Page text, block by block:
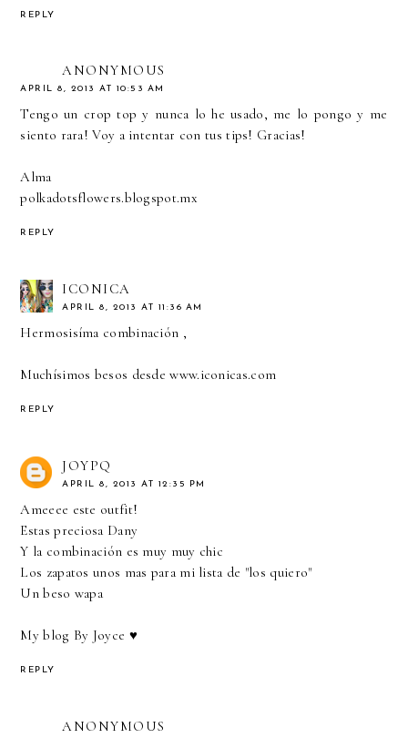
REPLY
ANONYMOUS
APRIL 8, 2013 AT 10:53 AM
Tengo un crop top y nunca lo he usado, me lo pongo y me
siento rara! Voy a intentar con tus tips! Gracias!
Alma
polkadotsflowers.blogspot.mx
REPLY
ICONICA
APRIL 8, 2013 AT 11:36 AM
Hermosisíma combinación ,
Muchísimos besos desde www.iconicas.com
REPLY
JOYPQ
APRIL 8, 2013 AT 12:35 PM
Ameeee este outfit!
Estas preciosa Dany
Y la combinación es muy muy chic
Los zapatos unos mas para mi lista de "los quiero"
Un beso wapa
My blog By Joyce ♥
REPLY
ANONYMOUS